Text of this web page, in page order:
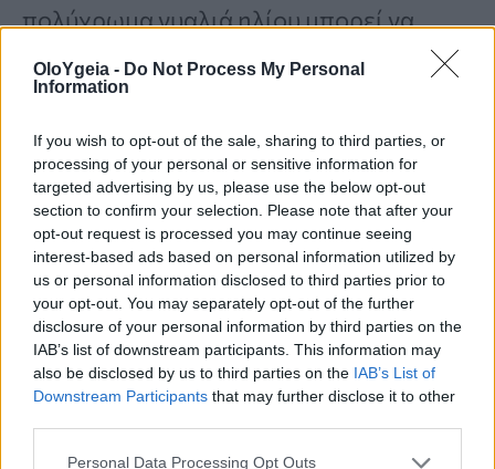
OloYgeia - Do Not Process My Personal
Information
If you wish to opt-out of the sale, sharing to third parties, or
processing of your personal or sensitive information for
targeted advertising by us, please use the below opt-out
section to confirm your selection. Please note that after your
opt-out request is processed you may continue seeing
interest-based ads based on personal information utilized by
us or personal information disclosed to third parties prior to
your opt-out. You may separately opt-out of the further
disclosure of your personal information by third parties on the
IAB’s list of downstream participants. This information may
also be disclosed by us to third parties on the IAB’s List of
Downstream Participants that may further disclose it to other
Personal Data Processing Opt Outs
πολύχρωμα γυαλιά ηλίου μπορεί να
φαίνονται διασκεδαστικά το καλοκαίρι
«αν το χρώμα είναι το πρώτο πράγμα
που παρατηρείτε, αντί για τοπώς
λειτουργεί με το σύνολό σας, τότε
συνήθως είναι σημάδι ότιπρέπει να
κάνετε πίσω», προειδοποίησε.
Η Penélope Cruz επέστρεψε στο πιο
κομψό bob του καλοκαιριού – Το
haircut που θα βλέπετε παντού